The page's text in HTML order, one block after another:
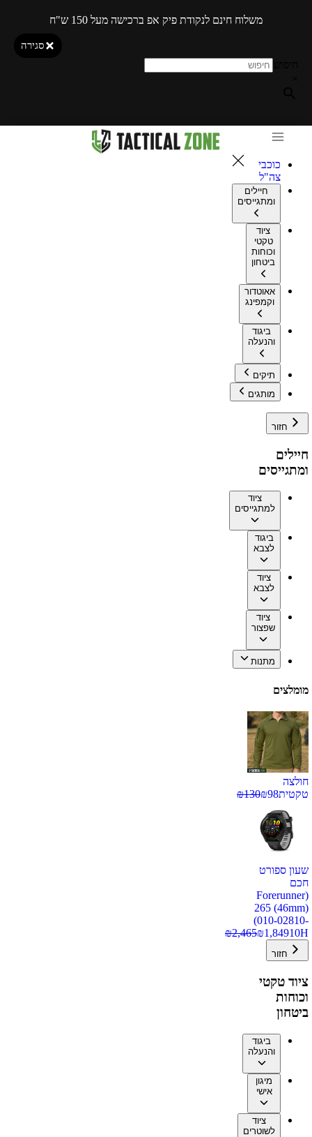
משלוח חינם לנקודת פיק אפ ברכישה מעל 150 ש"ח
סגירה
כוכבי
צה"ל
חיילים
ומתגייסים
ציוד
טקטי
וכוחות
ביטחון
אאוטדור
וקמפינג
ביגוד
והנעלה
תיקים
מותגים
חזור
חיילים
ומתגייסים
ציוד
למתגייסים
ביגוד
לצבא
ציוד
לצבא
ציוד
שפצור
מתנות
מומלצים
חולצה
טקטית
₪98
₪130
שעון ספורט
חכם
(Forerunner
265 (46mm)
(010-02810-
10H
₪1,849
₪2,465
חזור
ציוד טקטי
וכוחות
ביטחון
ביגוד
והנעלה
מיגון
אישי
ציוד
לשוטרים